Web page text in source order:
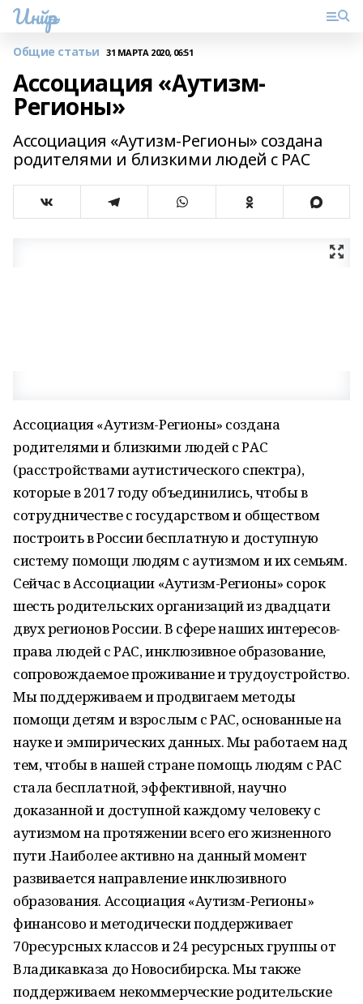
Инйәр
Общие статьи 31 МАРТА 2020, 06:51
Ассоциация «Аутизм-
Регионы»
Ассоциация «Аутизм-Регионы» создана
родителями и близкими людей с РАС
Ассоциация «Аутизм-Регионы» создана
родителями и близкими людей с РАС
(расстройствами аутистического спектра),
которые в 2017 году объединились, чтобы в
сотрудничестве с государством и обществом
построить в России бесплатную и доступную
систему помощи людям с аутизмом и их семьям.
Сейчас в Ассоциации «Аутизм-Регионы» сорок
шесть родительских организаций из двадцати
двух регионов России. В сфере наших интересов-
права людей с РАС, инклюзивное образование,
сопровождаемое проживание и трудоустройство.
Мы поддерживаем и продвигаем методы
помощи детям и взрослым с РАС, основанные на
науке и эмпирических данных. Мы работаем над
тем, чтобы в нашей стране помощь людям с РАС
стала бесплатной, эффективной, научно
доказанной и доступной каждому человеку с
аутизмом на протяжении всего его жизненного
пути .Наиболее активно на данный момент
развивается направление инклюзивного
образования. Ассоциация «Аутизм-Регионы»
финансово и методически поддерживает
70ресурсных классов и 24 ресурсных группы от
Владикавказа до Новосибирска. Мы также
поддерживаем некоммерческие родительские